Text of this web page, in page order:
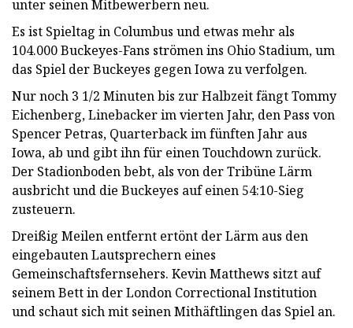
unter seinen Mitbewerbern neu.
Es ist Spieltag in Columbus und etwas mehr als
104.000 Buckeyes-Fans strömen ins Ohio Stadium, um
das Spiel der Buckeyes gegen Iowa zu verfolgen.
Nur noch 3 1/2 Minuten bis zur Halbzeit fängt Tommy
Eichenberg, Linebacker im vierten Jahr, den Pass von
Spencer Petras, Quarterback im fünften Jahr aus
Iowa, ab und gibt ihn für einen Touchdown zurück.
Der Stadionboden bebt, als von der Tribüne Lärm
ausbricht und die Buckeyes auf einen 54:10-Sieg
zusteuern.
Dreißig Meilen entfernt ertönt der Lärm aus den
eingebauten Lautsprechern eines
Gemeinschaftsfernsehers. Kevin Matthews sitzt auf
seinem Bett in der London Correctional Institution
und schaut sich mit seinen Mithäftlingen das Spiel an.